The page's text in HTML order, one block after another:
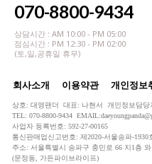
070-8800-9434
상담시간 : AM 10:00 - PM 05:00
점심시간 : PM 12:30 - PM 02:00
(토,일,공휴일 휴무)
회사소개 이용약관 개인정보
상호: 대영팬더 대표: 나현서 개인정보담당
TEL: 070-8800-9434
사업자 등록번호: 592-27-00165
통신판매업신고번호: 제2020-서울송파-1930
주소: 서울특별시 송파구 충민로 66 지1층 와
(문정동, 가든파이브라이프)